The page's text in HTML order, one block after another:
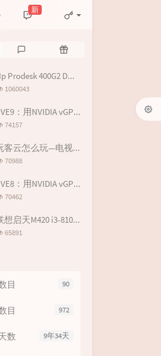
新
评
论
随
文Hp Prodesk 400G2 DM i5-6600T HD530 Hackintosh EFI
浏
次
数:
1060043
PVE9：用NVIDIA vGPU19.0虚拟化显卡拆分在虚拟机玩游戏
浏
次
数:
74157
玩客云怎么玩—电视/游戏盒子篇II
浏
次
数:
70988
PVE8：用NVIDIA vGPU17.0虚拟化显卡拆分在虚拟机玩游戏--基于P106-100
浏
次
数:
70462
联想启天M420 i3-8100 UHD630 Hackintosh EFI
浏
65891
90
目
972
目
9年34天
数